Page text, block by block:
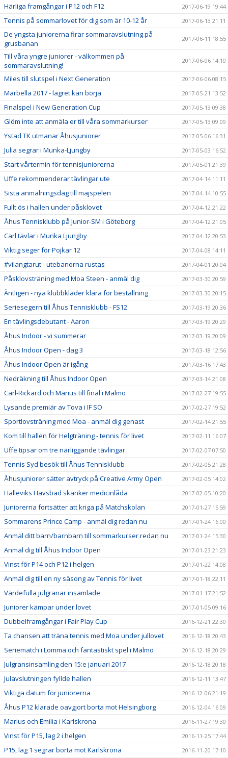
Härliga framgångar i P12 och F12 2017-06-19 19:44
Tennis på sommarlovet för dig som är 10-12 år 2017-06-13 21:11
De yngsta juniorerna firar sommaravslutning på
grusbanan
2017-06-11 18:55
Till våra yngre juniorer - välkommen på
sommaravslutning!
2017-06-06 14:10
Miles till slutspel i Next Generation 2017-06-06 08:15
Marbella 2017 - lägret kan börja 2017-05-21 13:52
Finalspel i New Generation Cup 2017-05-13 09:38
Glöm inte att anmäla er till våra sommarkurser 2017-05-13 09:09
Ystad TK utmanar Åhusjuniorer 2017-05-06 16:31
Julia segrar i Munka-Ljungby 2017-05-03 16:52
Start vårtermin för tennisjuniorerna 2017-05-01 21:39
Uffe rekommenderar tävlingar ute 2017-04-14 11:11
Sista anmälningsdag till majspelen 2017-04-14 10:55
Fullt ös i hallen under påsklovet 2017-04-12 21:22
Åhus Tennisklubb på Junior-SM i Göteborg 2017-04-12 21:05
Carl tävlar i Munka Ljungby 2017-04-12 20:53
Viktig seger för Pojkar 12 2017-04-08 14:11
#vilangtarut - utebanorna rustas 2017-04-01 20:04
Påsklovsträning med Moa Steen - anmäl dig 2017-03-30 20:59
Äntligen - nya klubbkläder klara för beställning 2017-03-30 20:15
Seriesegern till Åhus Tennisklubb - FS12 2017-03-19 20:36
En tävlingsdebutant - Aaron 2017-03-19 20:29
Åhus Indoor - vi summerar 2017-03-19 20:09
Åhus Indoor Open - dag 3 2017-03-18 12:56
Åhus Indoor Open är igång 2017-03-16 17:43
Nedräkning till Åhus Indoor Open 2017-03-14 21:08
Carl-Rickard och Marius till final i Malmö 2017-02-27 19:55
Lysande premiär av Tova i IF SO 2017-02-27 19:52
Sportlovsträning med Moa - anmäl dig genast 2017-02-14 21:55
Kom till hallen för Helgträning - tennis för livet 2017-02-11 16:07
Uffe tipsar om tre närliggande tävlingar 2017-02-07 07:50
Tennis Syd besök till Åhus Tennisklubb 2017-02-05 21:28
Åhusjuniorer sätter avtryck på Creative Army Open 2017-02-05 14:02
Hälleviks Havsbad skänker medicinlåda 2017-02-05 10:20
Juniorerna fortsätter att kriga på Matchskolan 2017-01-27 15:59
Sommarens Prince Camp - anmäl dig redan nu 2017-01-24 16:00
Anmäl ditt barn/barnbarn till sommarkurser redan nu 2017-01-24 15:30
Anmäl dig till Åhus Indoor Open 2017-01-23 21:23
Vinst för P14 och P12 i helgen 2017-01-22 14:08
Anmäl dig till en ny säsong av Tennis för livet 2017-01-18 22:11
Värdefulla julgranar insamlade 2017-01-17 21:52
Juniorer kämpar under lovet 2017-01-05 09:16
Dubbelframgångar i Fair Play Cup 2016-12-21 22:30
Ta chansen att träna tennis med Moa under jullovet 2016-12-18 20:43
Seriematch i Lomma och fantastiskt spel i Malmö 2016-12-18 20:29
Julgransinsamling den 15:e januari 2017 2016-12-18 20:18
Julavslutningen fyllde hallen 2016-12-11 13:47
Viktiga datum för juniorerna 2016-12-06 21:19
Åhus P12 klarade oavgjort borta mot Helsingborg 2016-12-04 16:09
Marius och Emilia i Karlskrona 2016-11-27 19:30
Vinst för P15, lag 2 i helgen 2016-11-25 17:44
P15, lag 1 segrar borta mot Karlskrona 2016-11-20 17:10